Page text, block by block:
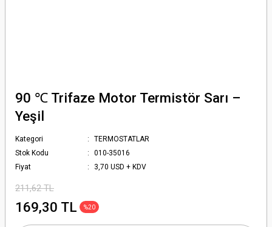
90 ℃ Trifaze Motor Termistör Sarı –
Yeşil
Kategori
TERMOSTATLAR
Stok Kodu
010-35016
Fiyat
3,70 USD + KDV
211,62 TL
169,30 TL %20